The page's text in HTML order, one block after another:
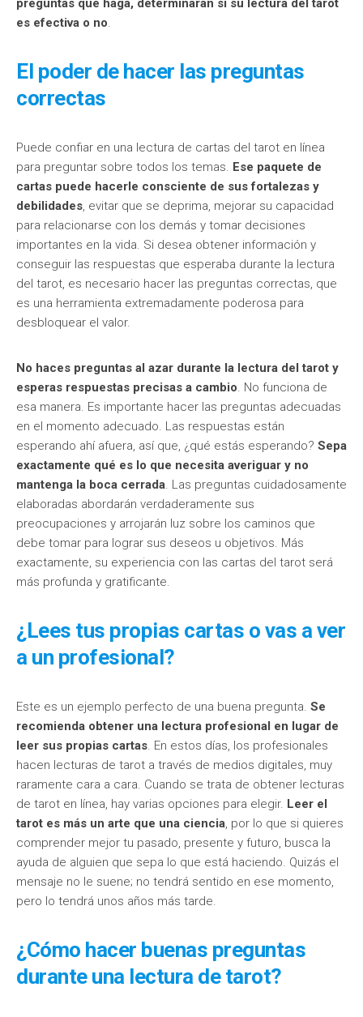
es efectiva o no
El poder de hacer las preguntas
correctas
Puede confiar en una lectura de cartas del tarot en línea
para preguntar sobre todos los temas. Ese paquete de
cartas puede hacerle consciente de sus fortalezas y
debilidades , evitar que se deprima, mejorar su capacidad
para relacionarse con los demás y tomar decisiones
importantes en la vida. Si desea obtener información y
conseguir las respuestas que esperaba durante la lectura
del tarot, es necesario hacer las preguntas correctas, que
es una herramienta extremadamente poderosa para
desbloquear el valor.
No haces preguntas al azar durante la lectura del tarot y
esperas respuestas precisas a cambio . No funciona de
esa manera. Es importante hacer las preguntas adecuadas
en el momento adecuado. Las respuestas están
esperando ahí afuera, así que, ¿qué estás esperando? Sepa
exactamente qué es lo que necesita averiguar y no
mantenga la boca cerrada . Las preguntas cuidadosamente
elaboradas abordarán verdaderamente sus
preocupaciones y arrojarán luz sobre los caminos que
debe tomar para lograr sus deseos u objetivos. Más
exactamente, su experiencia con las cartas del tarot será
más profunda y gratificante.
¿Lees tus propias cartas o vas a ver
a un profesional?
Este es un ejemplo perfecto de una buena pregunta. Se
recomienda obtener una lectura profesional en lugar de
leer sus propias cartas . En estos días, los profesionales
hacen lecturas de tarot a través de medios digitales, muy
raramente cara a cara. Cuando se trata de obtener lecturas
de tarot en línea, hay varias opciones para elegir. Leer el
tarot es más un arte que una ciencia , por lo que si quieres
comprender mejor tu pasado, presente y futuro, busca la
ayuda de alguien que sepa lo que está haciendo. Quizás el
mensaje no le suene; no tendrá sentido en ese momento,
pero lo tendrá unos años más tarde.
¿Cómo hacer buenas preguntas
durante una lectura de tarot?